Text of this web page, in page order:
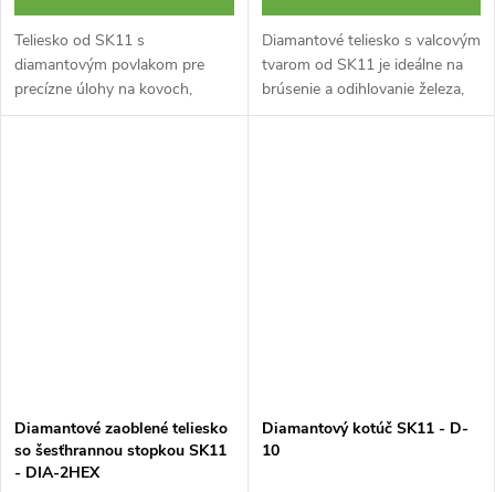
Teliesko od SK11 s
diamantovým povlakom pre
precízne úlohy na kovoch,
betóne, skle, mramoru a
Diamantové teliesko s valcovým
tvarom od SK11 je ideálne na
brúsenie a odihlovanie železa,
ocele, skla, kameňa alebo aj
Diamantové zaoblené teliesko
so šesťhrannou stopkou SK11
- DIA-2HEX
Diamantový kotúč SK11 - D-
10